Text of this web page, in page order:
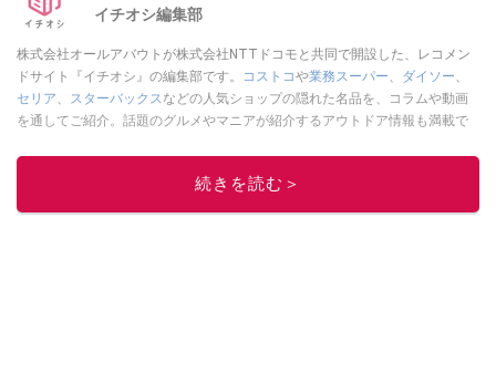
イチオシ編集部
株式会社オールアバウトが株式会社NTTドコモと共同で開設した、レコメン
ドサイト『イチオシ』の編集部です。
コストコや業務スーパー ダイソー
セリア
スターバックス などの人気ショップの隠れた名品を、コラムや動画
を通してご紹介。話題のグルメやマニアが紹介するアウトドア情報も満載で
レビューしています。毎日トレンド情報をお届けしているので、ぜひ
してください！続きを読む＞